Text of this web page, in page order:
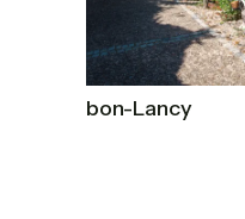
Bourbon-Lancy